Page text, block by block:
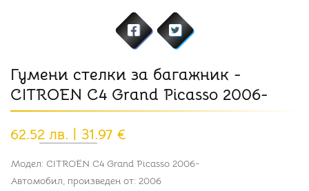
Гумени стелки за багажник -
CITROEN C4 Grand Picasso 2006-
62.52 лв. | 31.97 €
Модел: CITROËN C4 Grand Picasso 2006-
Автомобил, произведен от: 2006